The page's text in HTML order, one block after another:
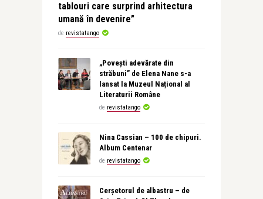
tablouri care surprind arhitectura
umană în devenire”
de revistatango
„Povești adevărate din
străbuni” de Elena Nane s-a
lansat la Muzeul Național al
Literaturii Române
de revistatango
Nina Cassian – 100 de chipuri.
Album Centenar
de revistatango
Cerșetorul de albastru – de